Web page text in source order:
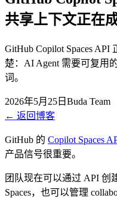
共享上下文正在
GitHub Copilot Spaces
楚：AI Agent 需要可复用
词。
2026年5月25日 Buda Team
← 返回博客
GitHub 的 Copilot Spaces
产品信号很重要。
团队现在可以通过 API 创
Spaces，也可以管理